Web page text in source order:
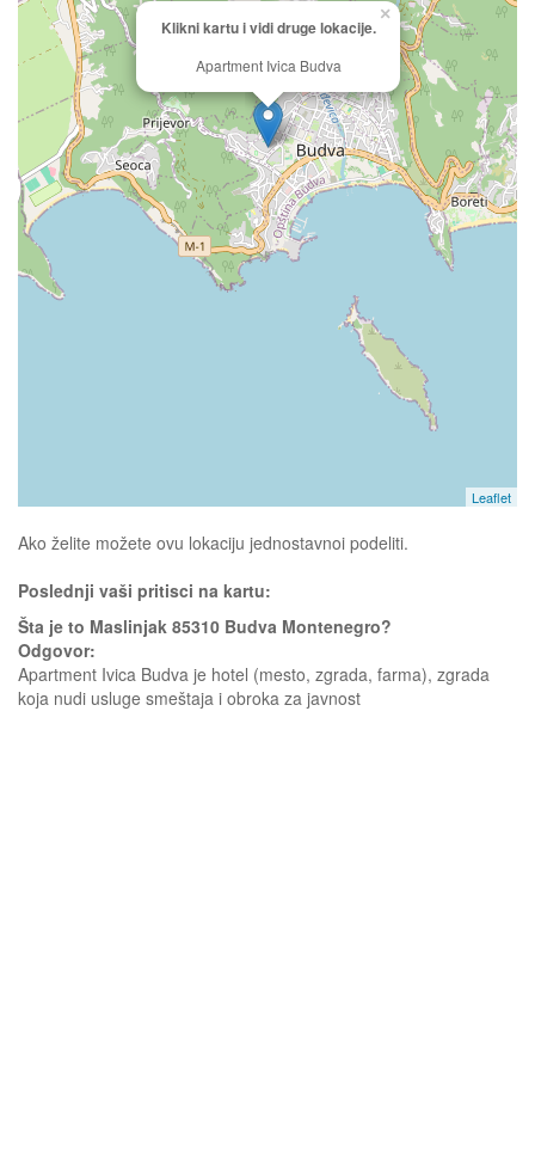
Klikni kartu i vidi druge lokacije.
Apartment Ivica Budva
×
Leaflet
Ako želite možete ovu lokaciju jednostavnoi podeliti.
Poslednji vaši pritisci na kartu:
Šta je to Maslinjak 85310 Budva Montenegro?
Odgovor:
Apartment Ivica Budva je hotel (mesto, zgrada, farma), zgrada
koja nudi usluge smeštaja i obroka za javnost